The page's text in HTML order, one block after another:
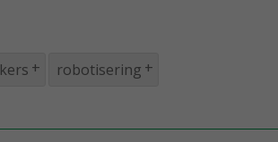
robotisering